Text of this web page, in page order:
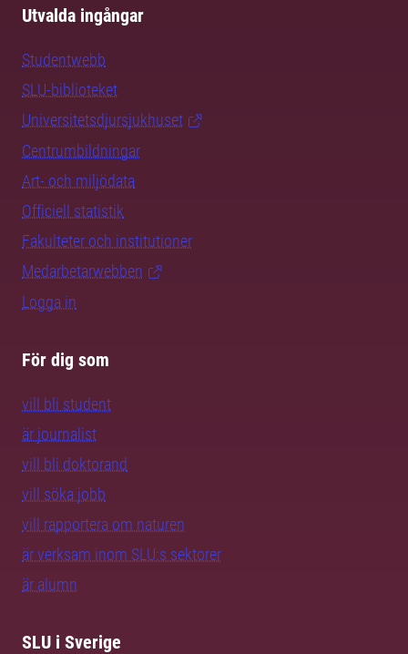
Utvalda ingångar
Studentwebb
SLU-biblioteket
Universitetsdjursjukhuset
Centrumbildningar
Art- och miljödata
Officiell statistik
Fakulteter och institutioner
Medarbetarwebben
Logga in
För dig som
vill bli student
är journalist
vill bli doktorand
vill söka jobb
vill rapportera om naturen
är verksam inom SLU:s sektorer
är alumn
SLU i Sverige